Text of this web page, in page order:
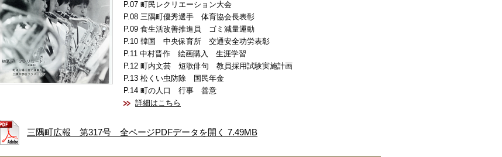
町民レクリエーション大会
三隅町優秀選手 体育協会長表彰
食生活改善推進員 ゴミ減量運動
韓国 中央保育所 交通安全功労表彰
中村晋作 絵画購入 生涯学習
町内文芸 短歌俳句 教員採用試験実施計画
松くい虫防除 国民年金
町の人口 行事 善意
詳細はこちら
三隅町広報 第317号 全ページPDFデータを開く 7.49MB